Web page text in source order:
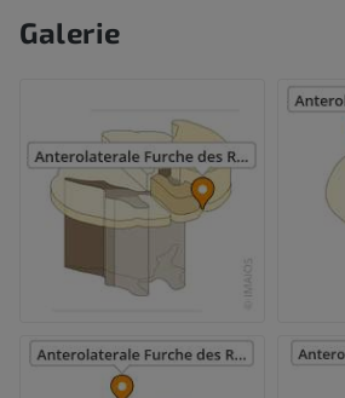
Galerie